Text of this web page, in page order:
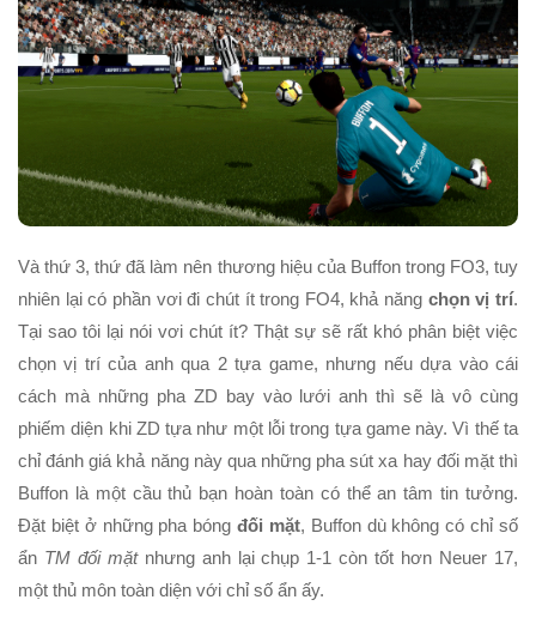
Và thứ 3, thứ đã làm nên thương hiệu của Buffon trong FO3, tuy
nhiên lại có phần vơi đi chút ít trong FO4, khả năng chọn vị trí.
Tại sao tôi lại nói vơi chút ít? Thật sự sẽ rất khó phân biệt việc
chọn vị trí của anh qua 2 tựa game, nhưng nếu dựa vào cái
cách mà những pha ZD bay vào lưới anh thì sẽ là vô cùng
phiếm diện khi ZD tựa như một lỗi trong tựa game này. Vì thế ta
chỉ đánh giá khả năng này qua những pha sút xa hay đối mặt thì
Buffon là một cầu thủ bạn hoàn toàn có thể an tâm tin tưởng.
Đặt biệt ở những pha bóngđối mặt, Buffon dù không có chỉ số
ẩn TM đối mặt nhưng anh lại chụp 1-1 còn tốt hơn Neuer 17,
một thủ môn toàn diện với chỉ số ẩn ấy.